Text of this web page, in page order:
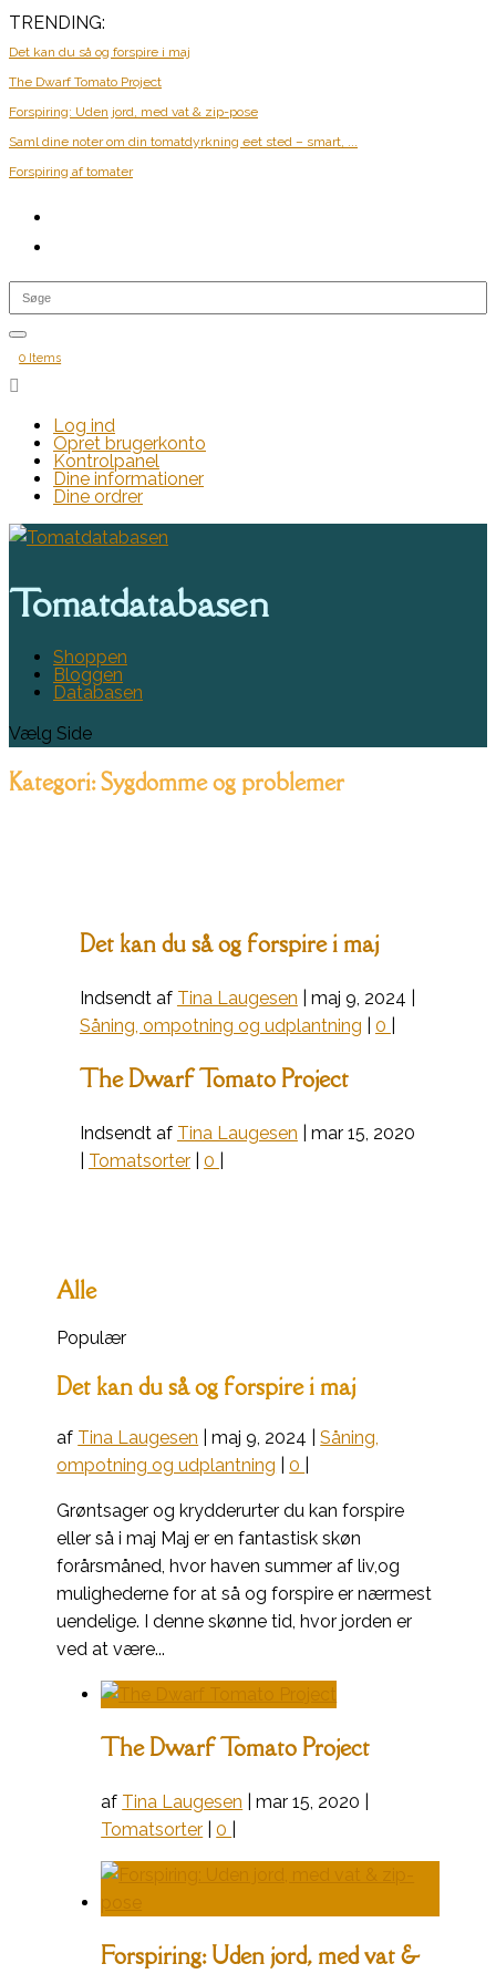
TRENDING:
Det kan du så og forspire i maj
The Dwarf Tomato Project
Forspiring: Uden jord, med vat & zip-pose
Saml dine noter om din tomatdyrkning eet sted – smart, ...
Forspiring af tomater
0 Items

Log ind
Opret brugerkonto
Kontrolpanel
Dine informationer
Dine ordrer
Tomatdatabasen
Shoppen
Bloggen
Databasen
Vælg Side
Kategori:Sygdomme og problemer
Det kan du så og forspire i maj
Indsendt af Tina Laugesen maj 9, 2024
Såning, ompotning og udplantning
0
The Dwarf Tomato Project
Indsendt af Tina Laugesen
mar 15, 2020
Tomatsorter| 0
Alle
Populær
Det kan du så og forspire i maj
af Tina Laugesen |maj 9, 2024 |Såning,
ompotning og udplantning |0
Grøntsager og krydderurter du kan forspire
eller så i maj Maj er en fantastisk skøn
forårsmåned, hvor haven summer af liv,og
mulighederne for at så og forspire er nærmest
uendelige. I denne skønne tid, hvor jorden er
ved at være...
The Dwarf Tomato Project
af Tina Laugesen |mar 15, 2020
Tomatsorter |0
Forspiring: Uden jord, med vat &